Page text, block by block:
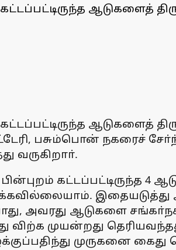
கட்டப்பட்டிருந்த
கட்டப்பட்டிருந்த
பசும்பொன் நகரைச்
வருகிறாா்.
அவரது ஆடுகளை
விற்க முயன்றது
முருகனை கைது